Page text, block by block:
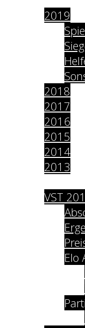
2019
2018
2017
2016
2015
2014
2013
VST
Elo